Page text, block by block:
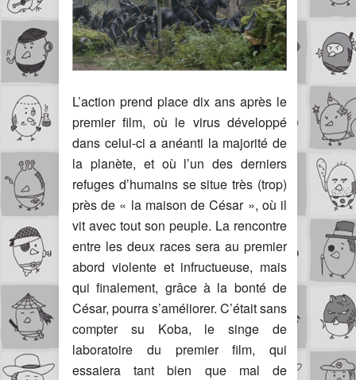
L’action prend place dix ans après le
premier film, où le virus développé
dans celui-ci a anéanti la majorité de
la planète, et où l’un des derniers
refuges d’humains se situe très (trop)
près de « la maison de César », où il
vit avec tout son peuple. La rencontre
entre les deux races sera au premier
abord violente et infructueuse, mais
qui finalement, grâce à la bonté de
César, pourra s’améliorer. C’était sans
compter su Koba, le singe de
laboratoire du premier film, qui
essaiera tant bien que mal de